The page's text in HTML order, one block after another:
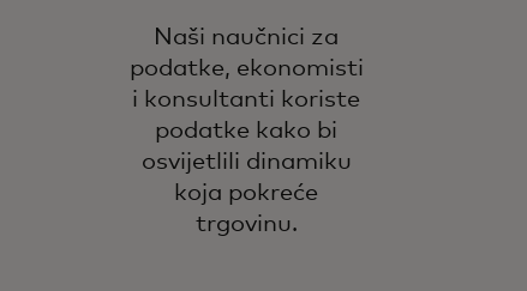
Naši naučnici za
podatke, ekonomisti
i konsultanti koriste
podatke kako bi
osvijetlili dinamiku
koja pokreće
trgovinu.